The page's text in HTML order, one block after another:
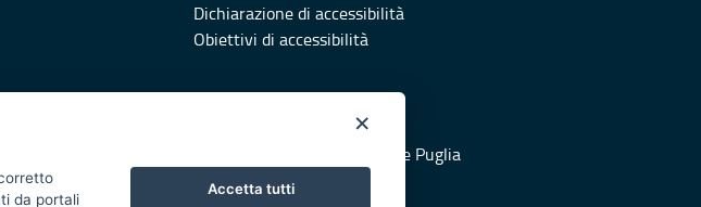
Dichiarazione di accessibilità
Obiettivi di accessibilità
Vai al sito di Protezione Civile Puglia
×
da portali
Accetta tutti